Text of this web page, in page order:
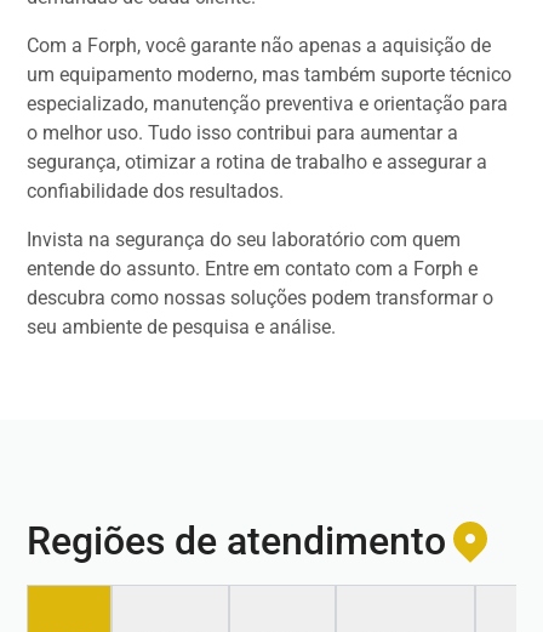
Com a Forph, você garante não apenas a aquisição de
um equipamento moderno, mas também suporte técnico
especializado, manutenção preventiva e orientação para
o melhor uso. Tudo isso contribui para aumentar a
segurança, otimizar a rotina de trabalho e assegurar a
confiabilidade dos resultados.
Invista na segurança do seu laboratório com quem
entende do assunto. Entre em contato com a Forph e
descubra como nossas soluções podem transformar o
seu ambiente de pesquisa e análise.
Regiões de atendimento